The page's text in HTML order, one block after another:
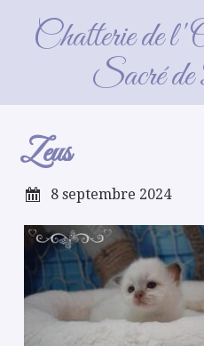
Chatterie de
Sacré
Zeus
8 septembre 2024